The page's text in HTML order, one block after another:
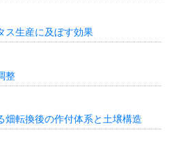
ス生産に及ぼす効果
整
畑転換後の作付体系と土壌構造